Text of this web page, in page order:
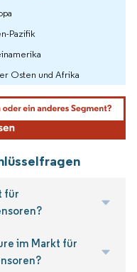
Pazifik
Osten und Afrika
für
im Markt für